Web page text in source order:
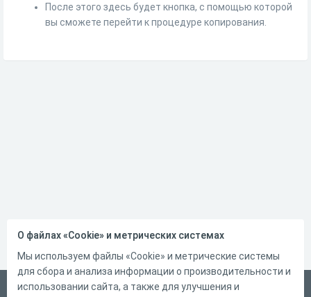
После этого здесь будет кнопка, с помощью которой
вы сможете перейти к процедуре копирования.
Русский
О файлах «Cookie» и метрических системах
Мы используем файлы «Cookie» и метрические системы
для сбора и анализа информации о производительности и
использовании сайта, а также для улучшения и